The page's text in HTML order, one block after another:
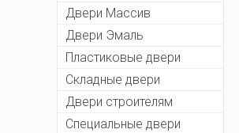
Двери Массив
Двери Эмаль
Пластиковые двери
Складные двери
Двери строителям
Специальные двери